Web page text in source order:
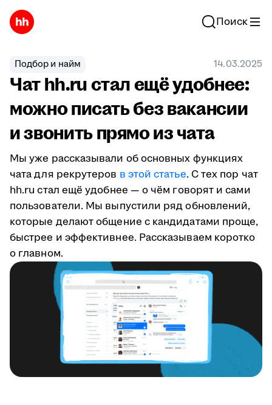
Поиск
Подбор и найм 14.03.2025
Чат hh.ru стал ещё удобнее:
можно писать без вакансии
и звонить прямо из чата
Мы уже рассказывали об основных функциях
чата для рекрутеров в этой статье. С тех пор чат
hh.ru стал ещё удобнее — о чём говорят и сами
пользователи. Мы выпустили ряд обновлений,
которые делают общение с кандидатами проще,
быстрее и эффективнее. Рассказываем коротко
о главном.